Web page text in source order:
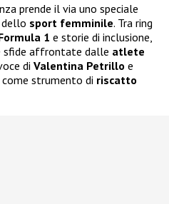
prende il via uno speciale
dello sport femminile. Tra ring
1 e storie di inclusione,
sfide affrontate dalle atlete
di Valentina Petrillo e
strumento di riscatto